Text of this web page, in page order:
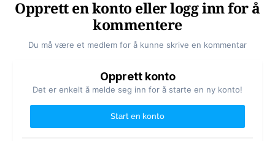
Opprett en konto eller logg inn for å
kommentere
Du må være et medlem for å kunne skrive en kommentar
Opprett konto
Det er enkelt å melde seg inn for å starte en ny konto!
Start en konto